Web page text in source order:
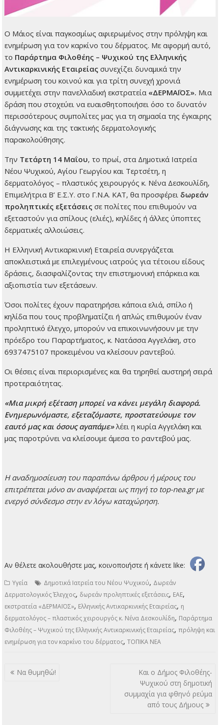
Ο Μάιος είναι παγκοσμίως αφιερωμένος στην πρόληψη και
ενημέρωση για τον καρκίνο του δέρματος. Με αφορμή αυτό,
το Παράρτημα Φιλοθέης – Ψυχικού της Ελληνικής
Αντικαρκινικής Εταιρείαςσυνεχίζει δυναμικά την
ενημέρωση του κοινού και για τρίτη συνεχή χρονιά
συμμετέχει στην πανελλαδική εκστρατεία «ΔΕΡΜΑΪΟΣ». Μια
δράση που στοχεύει να ευαισθητοποιήσει όσο το δυνατόν
περισσότερους συμπολίτες μας για τη σημασία της έγκαιρης
διάγνωσης και της τακτικής δερματολογικής
παρακολούθησης.
Την Τετάρτη 14 Μαΐου, το πρωί, στα Δημοτικά Ιατρεία
Νέου Ψυχικού, Αγίου Γεωργίου και Τερτσέτη, η
δερματολόγος – πλαστικός χειρουργός κ. Νένα Δεσκουλίδη,
Επιμελήτρια Β’ Ε.Σ.Υ. στο Γ.Ν.Α. ΚΑΤ, θα προσφέρει δωρεάν
προληπτικές εξετάσεις σε πολίτες που επιθυμούν να
εξεταστούν για σπίλους (ελιές), κηλίδες ή άλλες ύποπτες
δερματικές αλλοιώσεις.
Η Ελληνική Αντικαρκινική Εταιρεία συνεργάζεται
αποκλειστικά με επιλεγμένους ιατρούς για τέτοιου είδους
δράσεις, διασφαλίζοντας την επιστημονική επάρκεια και
αξιοπιστία των εξετάσεων.
Όσοι πολίτες έχουν παρατηρήσει κάποια ελιά, σπίλο ή
κηλίδα που τους προβληματίζει ή απλώς επιθυμούν έναν
προληπτικό έλεγχο, μπορούν να επικοινωνήσουν με την
πρόεδρο του Παραρτήματος, κ. Νατάσσα Αγγελάκη, στο
6937475107 προκειμένου να κλείσουν ραντεβού.
Οι θέσεις είναι περιορισμένες και θα τηρηθεί αυστηρή σειρά
προτεραιότητας.
«Μια μικρή εξέταση μπορεί να κάνει μεγάλη διαφορά.
Ενημερωνόμαστε, εξεταζόμαστε, προστατεύουμε τον
εαυτό μας και όσους αγαπάμε»λέει η κυρία Αγγελάκη και
μας παροτρύνει να κλείσουμε άμεσα το ραντεβού μας.
H αναδημοσίευση του παραπάνω άρθρου ή μέρους του
επιτρέπεται μόνο αν αναφέρεται ως πηγή το top-nea.gr με
ενεργό σύνδεσμο στην εν λόγω καταχώρηση.
Αν θέλετε ακολουθήστε μας, κοινοποιήστε ή κάνετε like:
Υγεία Δημοτικά Ιατρεία του Νέου Ψυχικού, Δωρεάν
Δερματολογικός Έλεγχος, δωρεάν προληπτικές εξετάσεις, ΕΑΕ,
εκστρατεία «ΔΕΡΜΑΪΟΣ», Ελληνικής Αντικαρκινικής Εταιρείας, η
δερματολόγος – πλαστικός χειρουργός κ. Νένα Δεσκουλίδη, Παράρτημα
Φιλοθέης – Ψυχικού της Ελληνικής Αντικαρκινικής Εταιρείας,πρόληψη και
ενημέρωση για τον καρκίνο του δέρματος,ΤΟΠΙΚΑ ΝΕΑ
Πλοήγηση
Να θυμηθώ!
Και ο Δήμος Φιλοθέης-
Ψυχικού στη δημοτική
συμμαχία για φθηνό ρεύμα
από τους Δήμους